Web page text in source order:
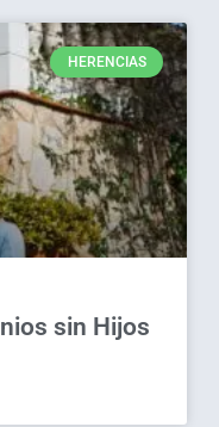
HERENCIAS
sin Hijos